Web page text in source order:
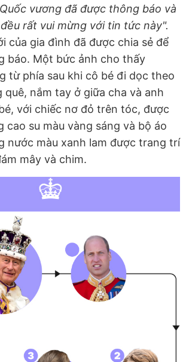
vương đã được thông báo và
rất vui mừng với tin tức này".
của gia đình đã được chia sẻ để
báo. Một bức ảnh cho thấy
từ phía sau khi cô bé đi dọc theo
nắm tay ở giữa cha và anh
với chiếc nơ đỏ trên tóc, được
cao su màu vàng sáng và bộ áo
nước màu xanh lam được trang trí
mây và chim.